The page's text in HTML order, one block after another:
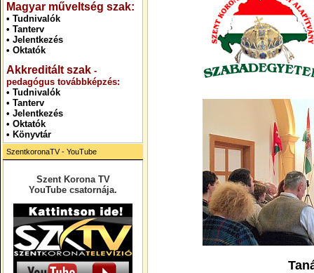
Magyar műveltség szak:
• Tudnivalók
• Tanterv
• Jelentkezés
• Oktatók
Akkreditált szak -
pedagógus továbbképzés:
• Tudnivalók
• Tanterv
• Jelentkezés
• Oktatók
• Könyvtár
SzentkoronaTV - YouTube
Szent Korona TV
YouTube csatornája.